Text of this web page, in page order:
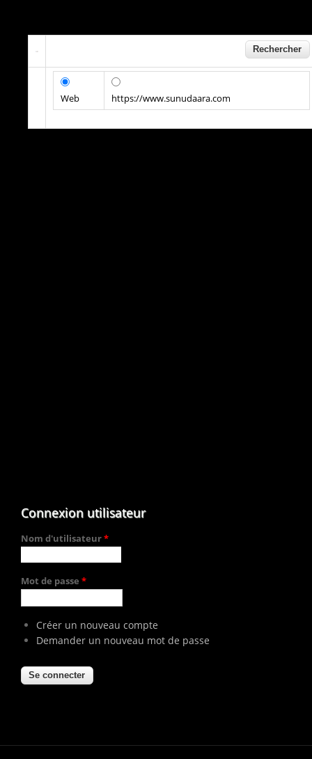
Web https://www.sunudaara.com
Connexion utilisateur
Nom d'utilisateur*
Mot de passe *
Créer un nouveau compte
Demander un nouveau mot de passe